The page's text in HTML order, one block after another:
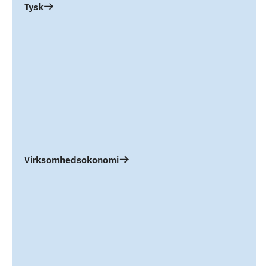
Tysk
Virksomhedsokonomi